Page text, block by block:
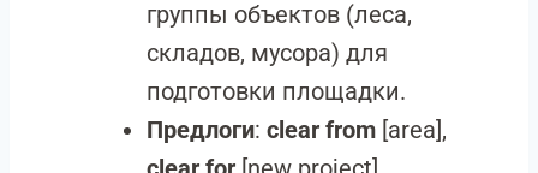
группы объектов (леса,
складов, мусора) для
подготовки площадки.
Предлоги: clear from [area],